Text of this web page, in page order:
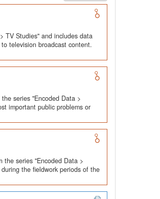
TV Studies" and includes data
television broadcast content.
series "Encoded Data >
important public problems or
the series "Encoded Data >
the fieldwork periods of the